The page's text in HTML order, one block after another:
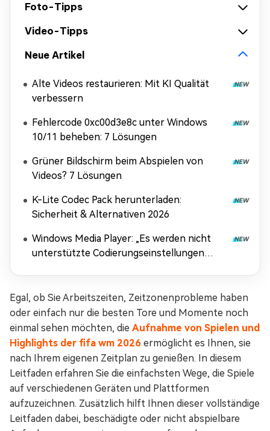
Foto-Tipps
Video-Tipps
Neue Artikel
Alte Videos restaurieren: Mit KI Qualität
verbessern
Fehlercode 0xc00d3e8c unter Windows
10/11 beheben: 7 Lösungen
Grüner Bildschirm beim Abspielen von
Videos? 7 Lösungen
K-Lite Codec Pack herunterladen:
Sicherheit & Alternativen 2026
Windows Media Player: „Es werden nicht
unterstützte Codierungseinstellungen
Egal, ob Sie Arbeitszeiten, Zeitzonenprobleme haben
oder einfach nur die besten Tore und Momente noch
einmal sehen möchten, die Aufnahme von Spielen und
Highlights der fifa wm 2026 ermöglicht es Ihnen, sie
nach Ihrem eigenen Zeitplan zu genießen. In diesem
Leitfaden erfahren Sie die einfachsten Wege, die Spiele
auf verschiedenen Geräten und Plattformen
aufzuzeichnen. Zusätzlich hilft Ihnen dieser vollständige
Leitfaden dabei, beschädigte oder nicht abspielbare